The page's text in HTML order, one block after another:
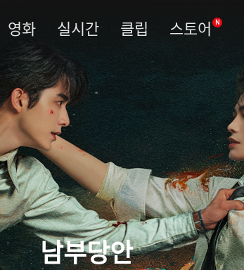
영화 실시간 클립 스토어 N
남부당안